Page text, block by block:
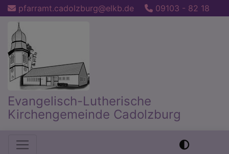
Direkt
zum
Inhalt
pfarramt.cadolzburg@elkb.de 09103 - 82 18
Evangelisch-Lutherische
Kirchengemeinde Cadolzburg
Hauptnavigation